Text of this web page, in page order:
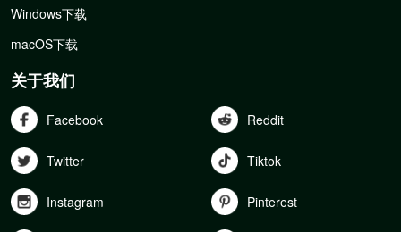
Windows下载
macOS下载
关于我们
Facebook Reddit
Twitter Tiktok
Instagram Pinterest